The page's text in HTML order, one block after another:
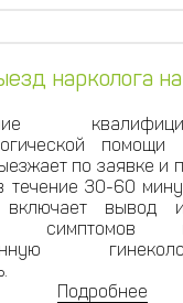
нарколога
по заявке и
течение 30-60
включает вывод
симптомов
Подробнее